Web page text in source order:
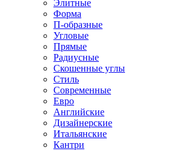
Элитные
Форма
П-образные
Угловые
Прямые
Радиусные
Скошенные углы
Стиль
Современные
Евро
Английские
Дизайнерские
Итальянские
Кантри